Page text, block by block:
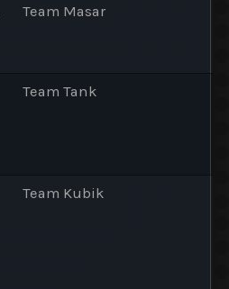
Team Masar
Team Tank
Team Kubik